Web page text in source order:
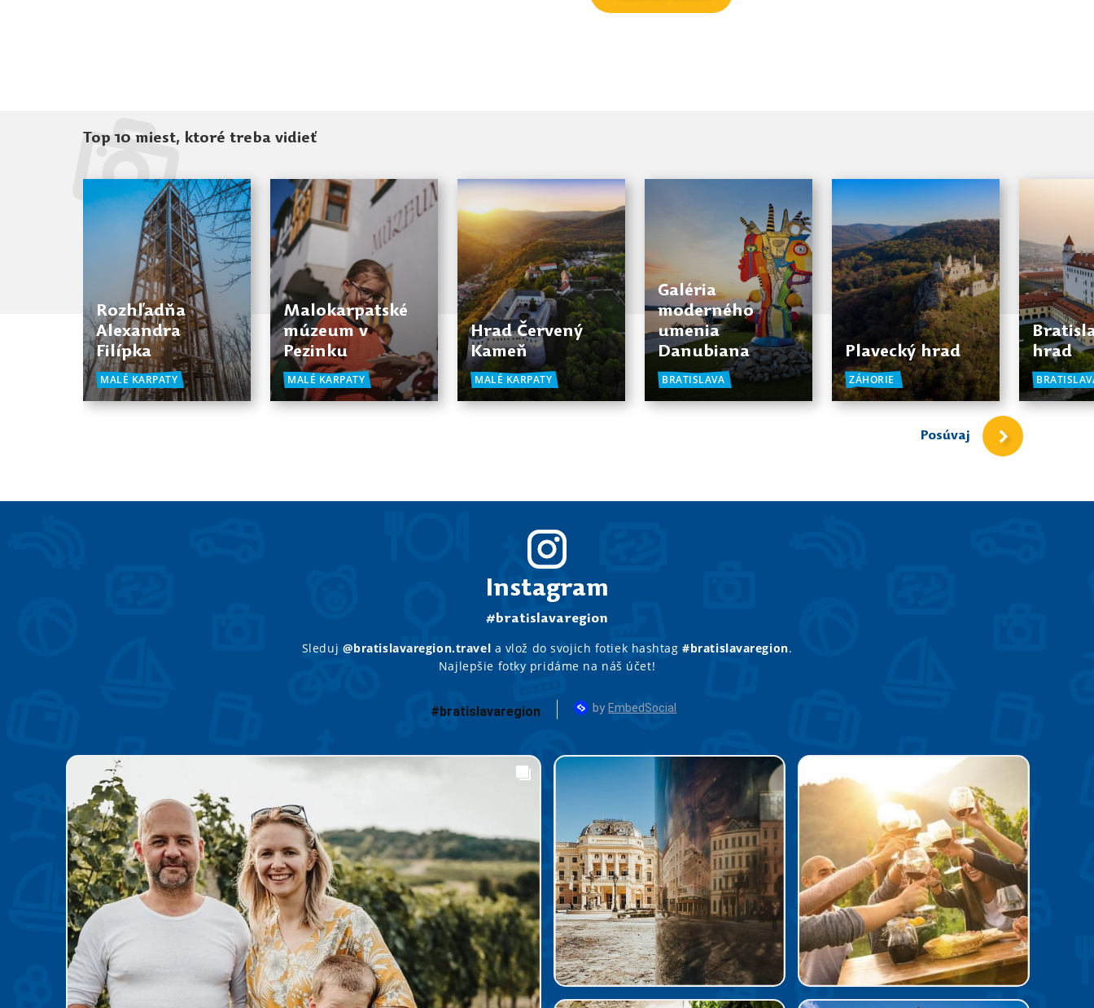
Top 10 miest, ktoré treba vidieť
Rozhľadňa
Alexandra
Filípka
MALÉ KARPATY
Malokarpatské
múzeum v
Pezinku
MALÉ KARPATY
Hrad Červený
Kameň
MALÉ KARPATY
Galéria
moderného
umenia
Danubiana
BRATISLAVA
Plavecký hrad
ZÁHORIE
hrad
Posúvaj
Instagram
#bratislavaregion
Sleduj @bratislavaregion.travel a vlož do svojich fotiek hashtag#bratislavaregion.
Najlepšie fotky pridáme na náš účet!